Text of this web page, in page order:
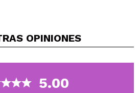
de la piel.
Su alta concentración de
a reducir visiblemente las
mejorando la textura de la
OPINIONES
5.00